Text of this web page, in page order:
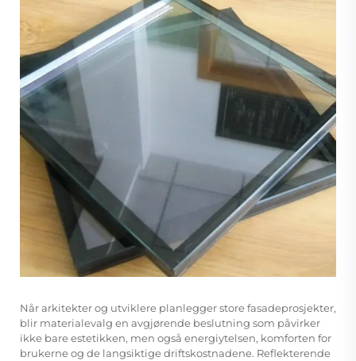
Når arkitekter og utviklere planlegger store fasadeprosjekter,
blir materialevalg en avgjørende beslutning som påvirker
ikke bare estetikken, men også energiytelsen, komforten for
brukerne og de langsiktige driftskostnadene. Reflekterende